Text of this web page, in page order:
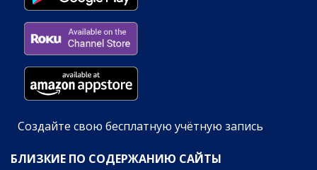
Создайте свою бесплатную учётную запись
БЛИЗКИЕ ПО СОДЕРЖАНИЮ САЙТЫ